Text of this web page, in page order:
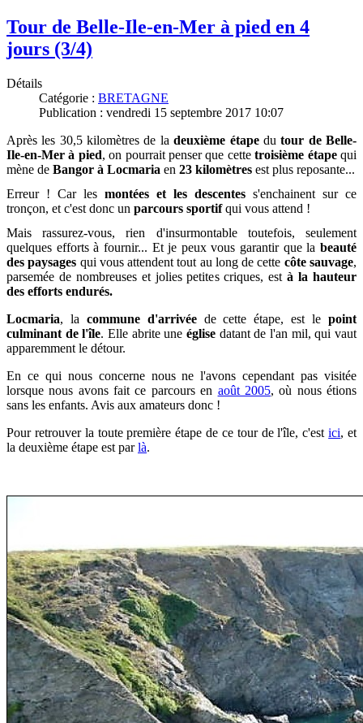
Tour de Belle-Ile-en-Mer à pied en 4
jours (3/4)
Détails
Catégorie : BRETAGNE
Publication : vendredi 15 septembre 2017 10:07
Après les 30,5 kilomètres de ladeuxième étapedutour de Belle-
Ile-en-Mer à pied, on pourrait penser que cettetroisième étapequi
mène de Bangor à Locmaria en 23 kilomètres est plus reposante...
Erreur ! Car les montées et les descentes s'enchainent sur ce
tronçon, et c'est donc un parcours sportifqui vous attend !
Mais rassurez-vous, rien d'insurmontable toutefois, seulement
quelques efforts à fournir... Et je peux vous garantir que la beauté
des paysages qui vous attendent tout au long de cette côte sauvage,
parsemée de nombreuses et jolies petites criques, està la hauteur
des efforts endurés.
Locmaria, la commune d'arrivéede cette étape, est lepoint
culminant de l'île. Elle abrite uneéglise datant de l'an mil, qui vaut
apparemment le détour.
En ce qui nous concerne nous ne l'avons cependant pas visitée
lorsque nous avons fait ce parcours en août 2005, où nous étions
sans les enfants. Avis aux amateurs donc !
Pour retrouver la toute première étape de ce tour de l'île, c'estici, et
la deuxième étape est parlà.